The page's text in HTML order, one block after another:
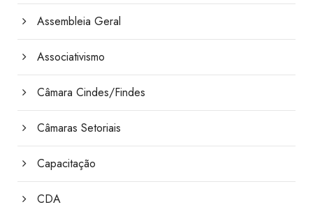
Assembleia Geral
Associativismo
Câmara Cindes/Findes
Câmaras Setoriais
Capacitação
CDA